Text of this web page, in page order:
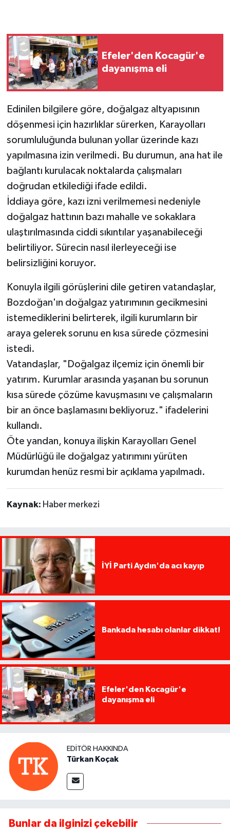
Efeler'den Kocagür'e
dayanışma eli
Edinilen bilgilere göre, doğalgaz altyapısının
döşenmesi için hazırlıklar sürerken, Karayolları
sorumluluğunda bulunan yollar üzerinde kazı
yapılmasına izin verilmedi. Bu durumun, ana hat ile
bağlantı kurulacak noktalarda çalışmaları
doğrudan etkilediği ifade edildi.
İddiaya göre, kazı izni verilmemesi nedeniyle
doğalgaz hattının bazı mahalle ve sokaklara
ulaştırılmasında ciddi sıkıntılar yaşanabileceği
belirtiliyor. Sürecin nasıl ilerleyeceği ise
belirsizliğini koruyor.
Konuyla ilgili görüşlerini dile getiren vatandaşlar,
Bozdoğan'ın doğalgaz yatırımının gecikmesini
istemediklerini belirterek, ilgili kurumların bir
araya gelerek sorunu en kısa sürede çözmesini
istedi.
Vatandaşlar, "Doğalgaz ilçemiz için önemli bir
yatırım. Kurumlar arasında yaşanan bu sorunun
kısa sürede çözüme kavuşmasını ve çalışmaların
bir an önce başlamasını bekliyoruz." ifadelerini
kullandı.
Öte yandan, konuya ilişkin Karayolları Genel
Müdürlüğü ile doğalgaz yatırımını yürüten
kurumdan henüz resmi bir açıklama yapılmadı.
Kaynak: Haber merkezi
İYİ Parti Aydın'da acı kayıp
Bankada hesabı olanlar dikkat!
Efeler'den Kocagür'e
dayanışma eli
EDITÖR HAKKINDA
Türkan Koçak
Bunlar da ilginizi çekebilir